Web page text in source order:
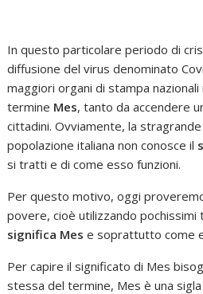
In questo particolare periodo di
diffusione del virus denominato
maggiori organi di stampa
termine Mes, tanto da accendere
cittadini. Ovviamente, la
popolazione italiana non conosce il
si tratti e di come esso funzioni.
Per questo motivo, oggi
povere, cioè utilizzando pochissimi
significa Mes e soprattutto come
Per capire il significato di Mes
stessa del termine, Mes è una